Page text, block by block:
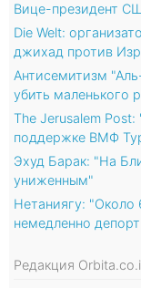
Вице-президент
Die Welt:
джихад против
Антисемитизм
убить маленького
The Jerusalem
поддержке ВМФ
Эхуд Барак: "На
униженным"
Нетаниягу: "Около
немедленно
Редакция